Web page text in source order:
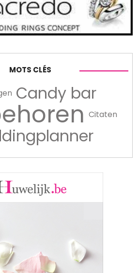
MOTS CLÉS
Candy bar
Citaten